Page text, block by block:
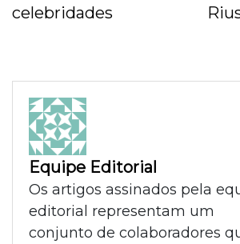
celebridades
Equipe Editorial
Os artigos assinados pela
editorial representam um
conjunto de colaboradores